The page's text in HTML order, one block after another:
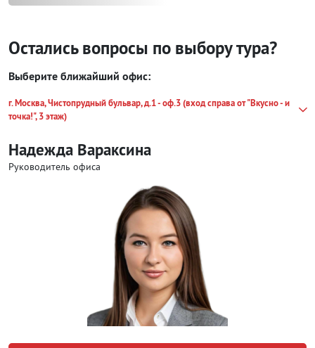
Остались вопросы по выбору тура?
Выберите ближайший офис:
г. Москва, Чистопрудный бульвар, д.1 - оф.3 (вход справа от "Вкусно - и
точка!", 3 этаж)
Надежда Вараксина
Руководитель офиса